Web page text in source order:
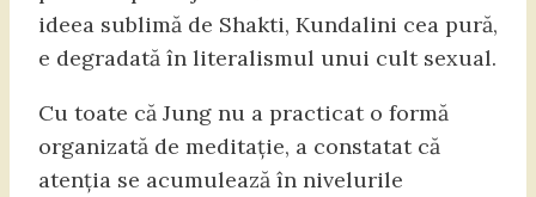
ideea sublimă de Shakti, Kundalini cea pură,
e degradată în literalismul unui cult sexual.
Cu toate că Jung nu a practicat o formă
organizată de meditație, a constatat că
atenția se acumulează în nivelurile